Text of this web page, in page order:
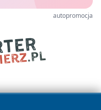
autopromocja